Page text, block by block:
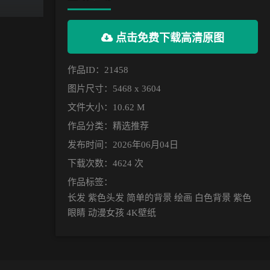
点击免费下载高清原图
作品ID：21458
图片尺寸：5468 x 3604
文件大小：10.62 M
作品分类： 精选推荐
发布时间：2026年06月04日
下载次数：4624 次
作品标签：
长发 紫色头发 简单的背景 绘画 白色背景 紫色
眼睛 动漫女孩 4K壁纸